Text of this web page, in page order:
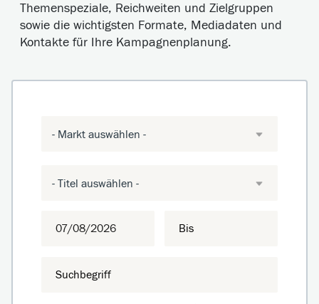
Themenspeziale, Reichweiten und Zielgruppen
sowie die wichtigsten Formate, Mediadaten und
Kontakte für Ihre Kampagnenplanung.
- Markt auswählen -
- Titel auswählen -